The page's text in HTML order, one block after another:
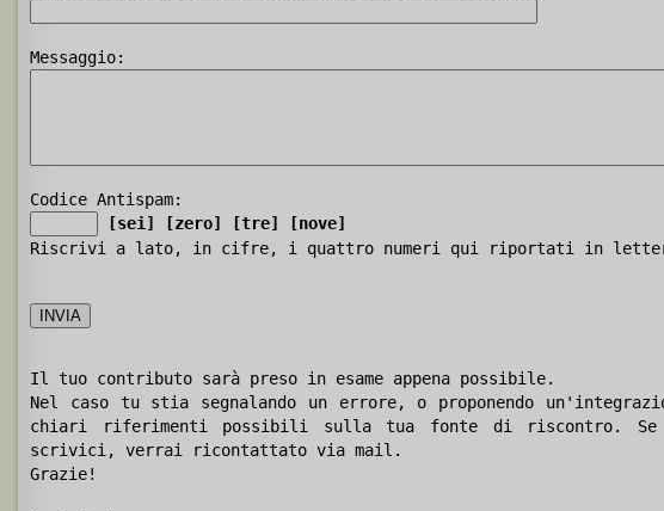
Messaggio:
Codice Antispam:
[sei]
[zero] [tre]
[nove]
Riscrivi a lato, in cifre, i quattro numeri qui riportati in
Il tuo contributo sarà preso in esame appena possibile.
Nel caso tu stia segnalando un errore, o proponendo
chiari riferimenti possibili sulla tua fonte di riscontro. Se
scrivici, verrai ricontattato via mail.
Grazie!